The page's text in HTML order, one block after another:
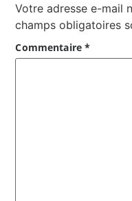
Votre adresse e-mail
champs obligatoires
Commentaire*